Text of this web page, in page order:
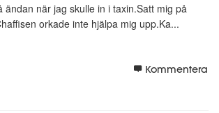
ändan när jag skulle in i taxin.Satt mig på
orkade inte hjälpa mig upp.Ka...
Kommentera